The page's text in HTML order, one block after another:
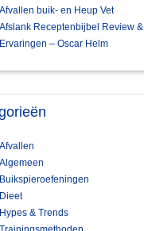
Afvallen buik- en Heup Vet
Afslank Receptenbijbel Review &
Ervaringen – Oscar Helm
Afvallen
Algemeen
Buikspieroefeningen
Dieet
Hypes & Trends